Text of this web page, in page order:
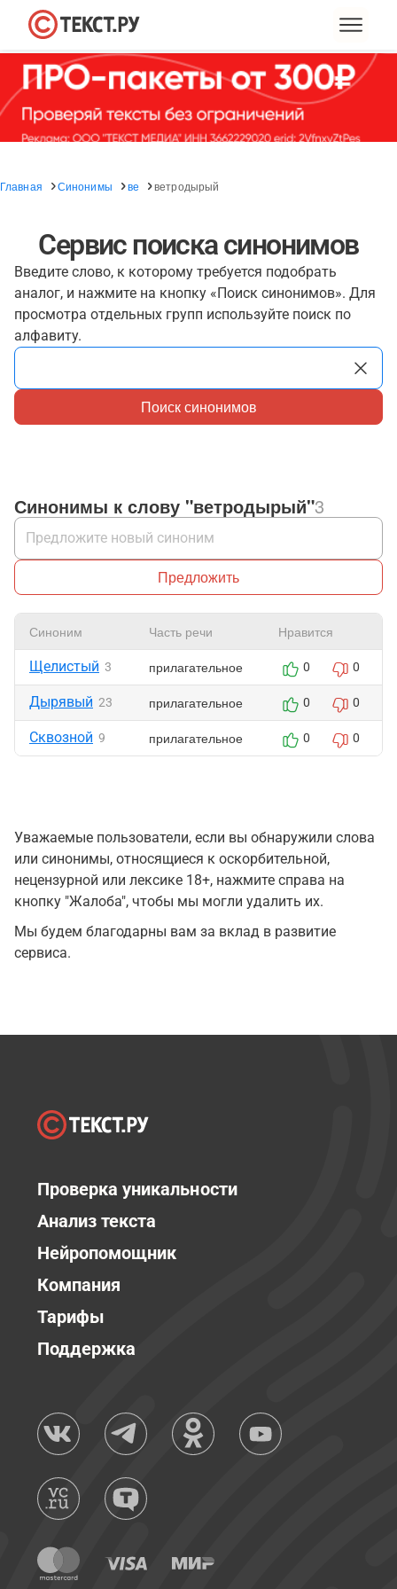
Главная Синонимы ве ветродырый
Сервис поиска синонимов
Введите слово, к которому требуется подобрать
аналог, и нажмите на кнопку «Поиск синонимов». Для
просмотра отдельных групп используйте поиск по
алфавиту.
Поиск синонимов
Синонимы к слову "ветродырый"3
Предложить
Синоним Часть речи Нравится
Щелистый 3 прилагательное 0 0
Дырявый 23 прилагательное 0 0
Сквозной 9 прилагательное 0 0
Уважаемые пользователи, если вы обнаружили слова
или синонимы, относящиеся к оскорбительной,
нецензурной или лексике 18+, нажмите справа на
кнопку "Жалоба", чтобы мы могли удалить их.
Мы будем благодарны вам за вклад в развитие
сервиса.
Проверка уникальности
Анализ текста
Нейропомощник
Компания
Тарифы
Поддержка